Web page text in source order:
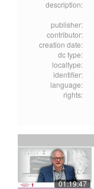
description:
publisher:
contributor:
creation date:
dc type:
localtype:
identifier:
language:
rights:
01:19:47